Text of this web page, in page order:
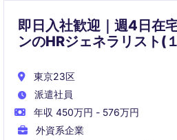
即日入社歓迎｜週4日在
ンのHRジェネラリスト(
東京23区
派遣社員
年収 450万円 - 576万円
外資系企業